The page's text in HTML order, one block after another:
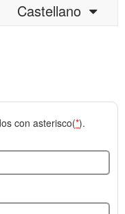
Castellano
con asterisco(*).